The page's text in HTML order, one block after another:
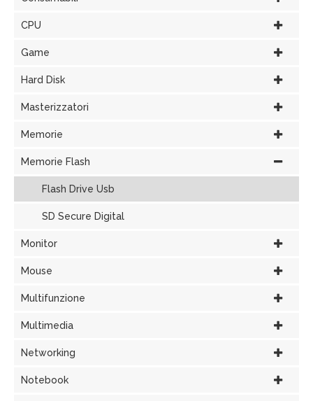
CPU
Game
Hard Disk
Masterizzatori
Memorie
Memorie Flash
Flash Drive Usb
SD Secure Digital
Monitor
Mouse
Multifunzione
Multimedia
Networking
Notebook